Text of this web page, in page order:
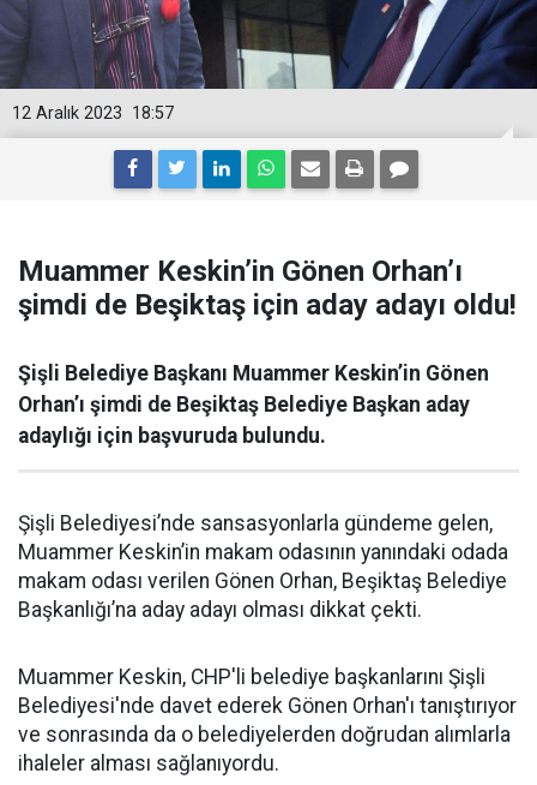
18:57
12 Aralık 2023
Muammer Keskin’in Gönen Orhan’ı
şimdi de Beşiktaş için aday adayı oldu!
Şişli Belediye Başkanı Muammer Keskin’in Gönen
Orhan’ı şimdi de Beşiktaş Belediye Başkan aday
adaylığı için başvuruda bulundu.
Şişli Belediyesi’nde sansasyonlarla gündeme gelen,
Muammer Keskin’in makam odasının yanındaki odada
makam odası verilen Gönen Orhan, Beşiktaş Belediye
Başkanlığı’na aday adayı olması dikkat çekti.
Muammer Keskin, CHP'li belediye başkanlarını Şişli
Belediyesi'nde davet ederek Gönen Orhan'ı tanıştırıyor
ve sonrasında da o belediyelerden doğrudan alımlarla
ihaleler alması sağlanıyordu.